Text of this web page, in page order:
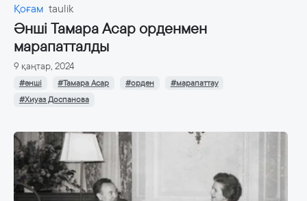
Қоғам taulik
Әнші Тамара Асар орденмен
марапатталды
9 қаңтар, 2024
#әнші #Тамара Асар #орден
#марапаттау
#Хиуаз Доспанова